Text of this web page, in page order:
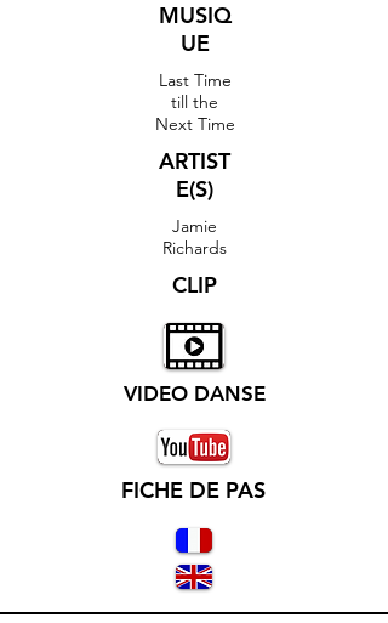
MUSIQ
UE
Last Time
till the
Next Time
ARTIST
E(S)
Jamie
Richards
CLIP
VIDEO DANSE
FICHE DE PAS